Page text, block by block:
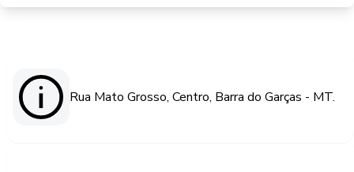
Rua Mato Grosso, Centro, Barra do Garças - MT.